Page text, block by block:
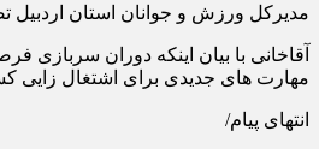
مدیرکل ورزش و جوانان استان اردبیل
آقاخانی با بیان اینکه دوران
مهارت های جدیدی برای اشتغال زایی
انتهای پیام/